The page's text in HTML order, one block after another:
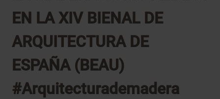
EN LA XIV BIENAL DE
ARQUITECTURA DE
ESPAÑA (BEAU)
#Arquitecturademadera